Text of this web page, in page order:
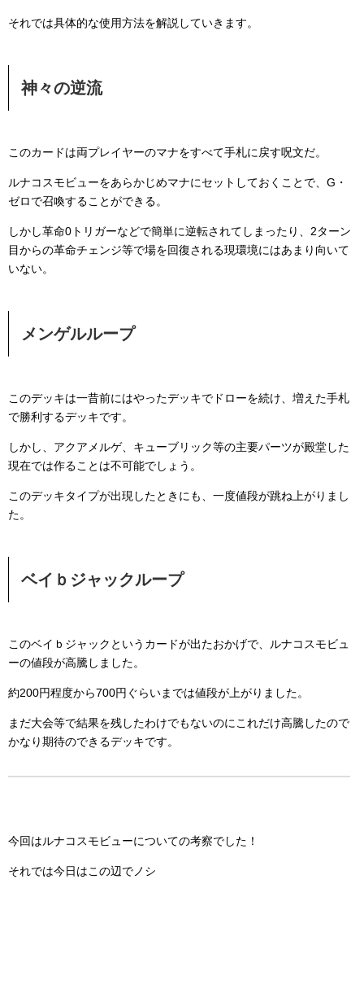
それでは具体的な使用方法を解説していきます。
神々の逆流
このカードは両プレイヤーのマナをすべて手札に戻す呪文だ。
ルナコスモビューをあらかじめマナにセットしておくことで、G・
ゼロで召喚することができる。
しかし革命0トリガーなどで簡単に逆転されてしまったり、2ターン
目からの革命チェンジ等で場を回復される現環境にはあまり向いて
いない。
メンゲルループ
このデッキは一昔前にはやったデッキでドローを続け、増えた手札
で勝利するデッキです。
しかし、アクアメルゲ、キューブリック等の主要パーツが殿堂した
現在では作ることは不可能でしょう。
このデッキタイプが出現したときにも、一度値段が跳ね上がりまし
た。
ベイｂジャックループ
このベイｂジャックというカードが出たおかげで、ルナコスモビュ
ーの値段が高騰しました。
約200円程度から700円ぐらいまでは値段が上がりました。
まだ大会等で結果を残したわけでもないのにこれだけ高騰したので
かなり期待のできるデッキです。
今回はルナコスモビューについての考察でした！
それでは今日はこの辺でノシ